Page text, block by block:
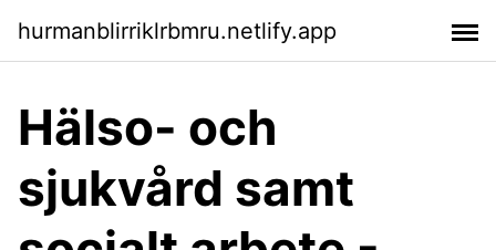
hurmanblirriklrbmru.netlify.app
Hälso- och
sjukvård samt